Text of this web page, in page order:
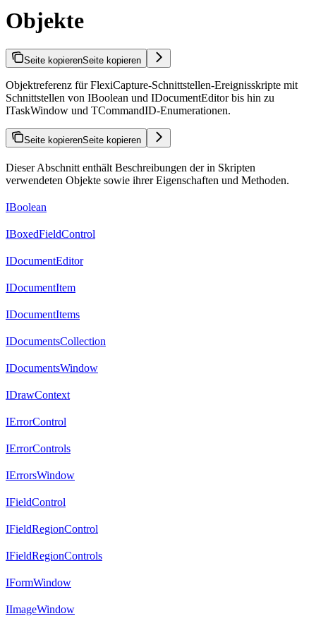
Objekte
Seite kopierenSeite kopieren
Objektreferenz für FlexiCapture-Schnittstellen-Ereignisskripte mit
Schnittstellen von IBoolean und IDocumentEditor bis hin zu
ITaskWindow und TCommandID-Enumerationen.
Seite kopierenSeite kopieren
Dieser Abschnitt enthält Beschreibungen der in Skripten
verwendeten Objekte sowie ihrer Eigenschaften und Methoden.
IBoolean
IBoxedFieldControl
IDocumentEditor
IDocumentItem
IDocumentItems
IDocumentsCollection
IDocumentsWindow
IDrawContext
IErrorControl
IErrorControls
IErrorsWindow
IFieldControl
IFieldRegionControl
IFieldRegionControls
IFormWindow
IImageWindow